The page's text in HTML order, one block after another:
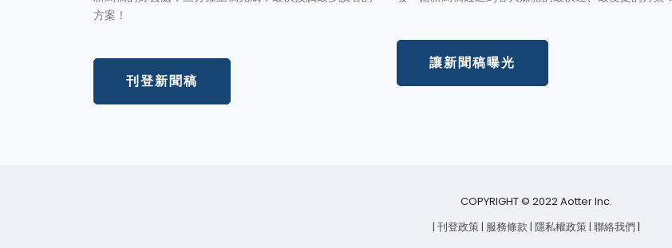
方案！
刊登新聞稿
讓新聞稿曝光
COPYRIGHT © 2022 Aotter Inc.
| 刊登政策 | 服務條款 | 隱私權政策 | 聯絡我們 |